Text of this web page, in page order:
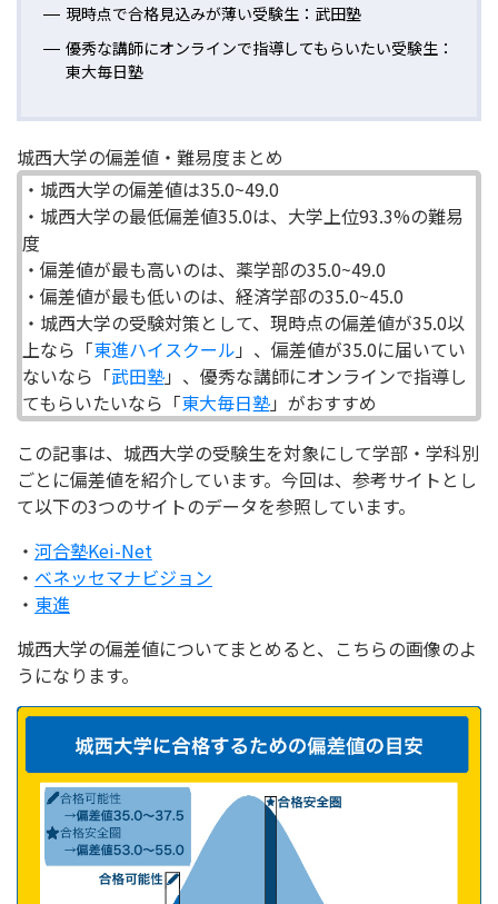
現時点で合格見込みが薄い受験生：武田塾
優秀な講師にオンラインで指導してもらいたい受験生：
東大毎日塾
城西大学の偏差値・難易度まとめ
・城西大学の偏差値は35.0~49.0
・城西大学の最低偏差値35.0は、大学上位93.3%の難易
度
・偏差値が最も高いのは、薬学部の35.0~49.0
・偏差値が最も低いのは、経済学部の35.0~45.0
・城西大学の受験対策として、現時点の偏差値が35.0以
上なら「東進ハイスクール 」、偏差値が35.0に届いてい
ないなら「武田塾」、優秀な講師にオンラインで指導し
てもらいたいなら「東大毎日塾」がおすすめ
この記事は、城西大学の受験生を対象にして学部・学科別
ごとに偏差値を紹介しています。今回は、参考サイトとし
て以下の3つのサイトのデータを参照しています。
・ 河合塾Kei-Net
・ ベネッセマナビジョン
・ 東進
城西大学の偏差値についてまとめると、こちらの画像のよ
うになります。